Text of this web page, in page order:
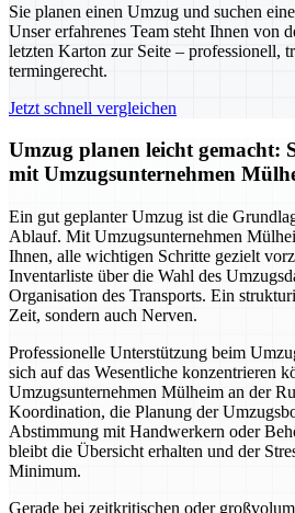
Sie planen einen Umzug und suchen
Unser erfahrenes Team steht Ihnen von
letzten Karton zur Seite – professionell,
termingerecht.
Jetzt schnell vergleichen
Umzug planen leicht gemacht:
mit Umzugsunternehmen
Ein gut geplanter Umzug ist die
Ablauf. Mit Umzugsunternehmen
Ihnen, alle wichtigen Schritte gezielt
Inventarliste über die Wahl des
Organisation des Transports. Ein
Zeit, sondern auch Nerven.
Professionelle Unterstützung beim
sich auf das Wesentliche konzentrieren
Umzugsunternehmen Mülheim an der
Koordination, die Planung der
Abstimmung mit Handwerkern oder
bleibt die Übersicht erhalten und der
Minimum.
Gerade bei zeitkritischen oder